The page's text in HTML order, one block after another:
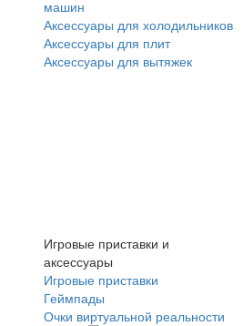
машин
Аксессуары для холодильников
Аксессуары для плит
Аксессуары для вытяжек
Игровые приставки и
аксессуары
Игровые приставки
Геймпады
Очки виртуальной реальности